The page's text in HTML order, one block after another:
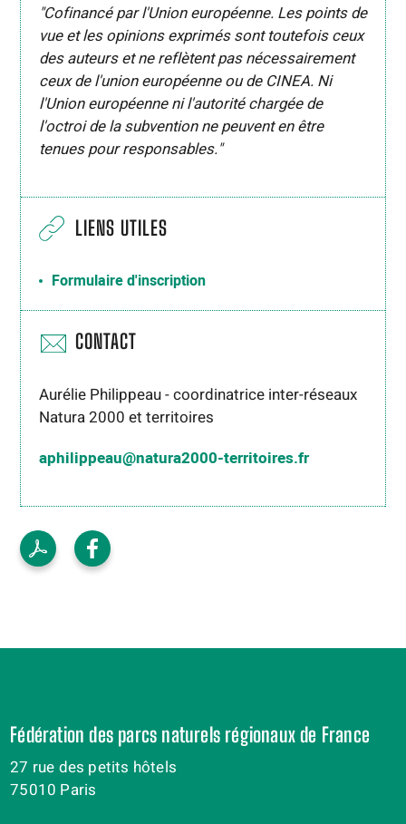
"Cofinancé par l'Union européenne. Les points de
vue et les opinions exprimés sont toutefois ceux
des auteurs et ne reflètent pas nécessairement
ceux de l'union européenne ou de CINEA. Ni
l'Union européenne ni l'autorité chargée de
l'octroi de la subvention ne peuvent en être
tenues pour responsables."
LIENS UTILES
Formulaire d'inscription
CONTACT
Aurélie Philippeau - coordinatrice inter-réseaux
Natura 2000 et territoires
aphilippeau@natura2000-territoires.fr
Fédération des parcs naturels régionaux de France
27 rue des petits hôtels
75010 Paris